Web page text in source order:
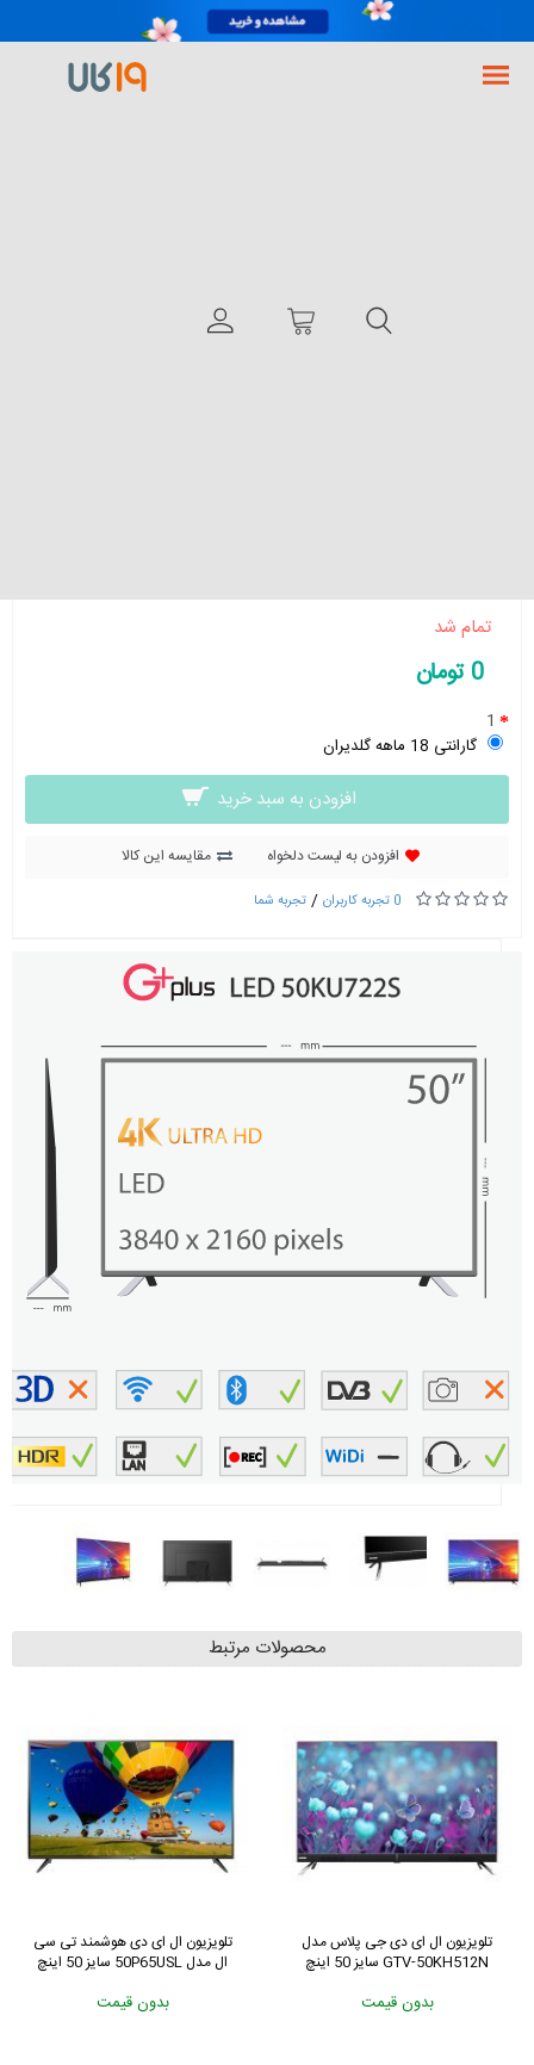
تمام شد
0 تومان
1
گارانتی 18 ماهه گلدیران
افزودن به سبد خرید
افزودن به لیست دلخواه مقایسه این کالا
0 تجربه کاربران / تجربه شما
محصولات مرتبط
تلویزیون ال ای دی هوشمند تی سی
ال مدل 50P65USL سایز 50 اینچ
بدون قیمت
تلویزیون ال ای دی جی پلاس مدل
GTV-50KH512N سایز 50 اینچ
بدون قیمت